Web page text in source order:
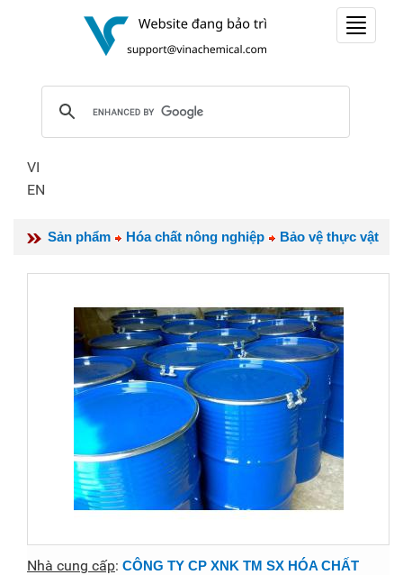
Toggle
VI
EN
Sản phẩm Hóa chất nông nghiệp Bảo vệ thực vật
Nhà cung cấp: CÔNG TY CP XNK TM SX HÓA CHẤT